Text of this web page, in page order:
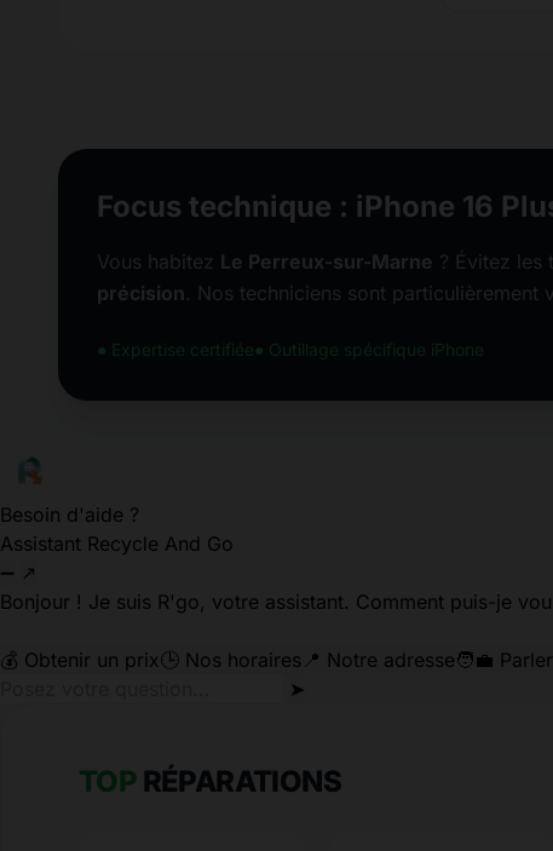
Focus technique : iPhone 16
Vous habitez Le Perreux-sur-Marne ? Évitez les
précision. Nos techniciens sont particulièrement
● Expertise certifiée● Outillage spécifique iPhone
Besoin d'aide ?
Assistant Recycle And Go
➖ ↗
Bonjour ! Je suis R'go, votre assistant. Comment puis-je
💰 Obtenir un prix🕒 Nos horaires 📍 Notre adresse🧑‍💼
➤
TOP RÉPARATIONS